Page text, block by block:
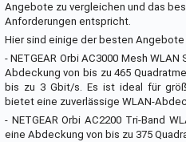
Angebote zu vergleichen und das
Anforderungen entspricht.
Hier sind einige der besten Angebote
- NETGEAR Orbi AC3000 Mesh
Abdeckung von bis zu 465
bis zu 3 Gbit/s. Es ist ideal für
bietet eine zuverlässige WLAN-
- NETGEAR Orbi AC2200 Tri-Band
eine Abdeckung von bis zu 375